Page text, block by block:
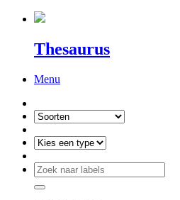
Thesaurus
Menu